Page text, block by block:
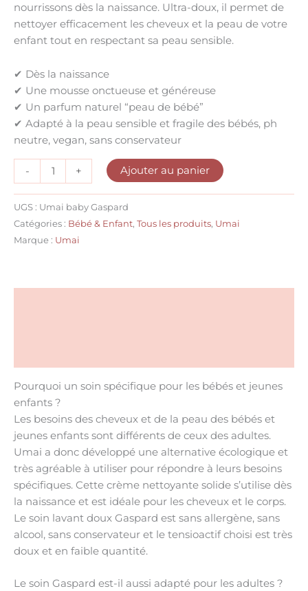
nourrissons dès la naissance. Ultra-doux, il permet de
nettoyer efficacement les cheveux et la peau de votre
enfant tout en respectant sa peau sensible.
✔ Dès la naissance
✔ Une mousse onctueuse et généreuse
✔ Un parfum naturel “peau de bébé”
✔ Adapté à la peau sensible et fragile des bébés, ph
neutre, vegan, sans conservateur
- + Ajouter au panier
UGS : Umai baby Gaspard
Catégories : Bébé & Enfant, Tous les produits, Umai
Marque : Umai
Pourquoi un soin spécifique pour les bébés et jeunes
enfants ?
Les besoins des cheveux et de la peau des bébés et
jeunes enfants sont différents de ceux des adultes.
Umai a donc développé une alternative écologique et
très agréable à utiliser pour répondre à leurs besoins
spécifiques. Cette crème nettoyante solide s’utilise dès
la naissance et est idéale pour les cheveux et le corps.
Le soin lavant doux Gaspard est sans allergène, sans
alcool, sans conservateur et le tensioactif choisi est très
doux et en faible quantité.
Le soin Gaspard est-il aussi adapté pour les adultes ?